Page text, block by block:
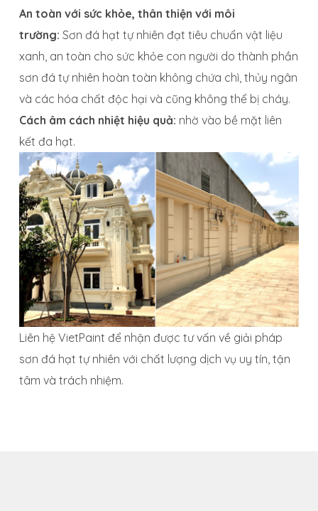
An toàn với sức khỏe, thân thiện với môi
trường: Sơn đá hạt tự nhiên đạt tiêu chuẩn vật liệu
xanh, an toàn cho sức khỏe con người do thành phần
sơn đá tự nhiên hoàn toàn không chứa chì, thủy ngân
và các hóa chất độc hại và cũng không thể bị cháy.
Cách âm cách nhiệt hiệu quả: nhờ vào bề mặt liên
kết đa hạt.
Liên hệ VietPaint để nhận được tư vấn về giải pháp
sơn đá hạt tự nhiên với chất lượng dịch vụ uy tín, tận
tâm và trách nhiệm.